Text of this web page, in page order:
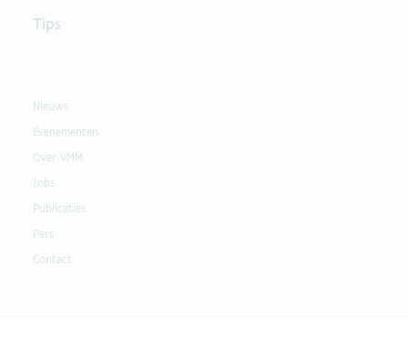
Tips
Nieuws
Evenementen
Over VMM
Jobs
Publicaties
Pers
Contact